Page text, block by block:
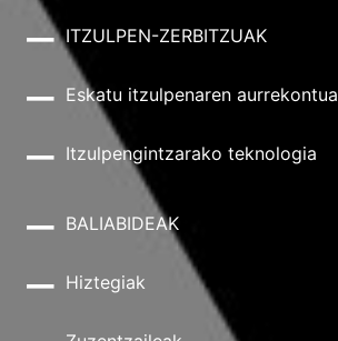
ITZULPEN-ZERBITZUAK
Eskatu itzulpenaren aurrekontua
Itzulpengintzarako teknologia
BALIABIDEAK
Hiztegiak